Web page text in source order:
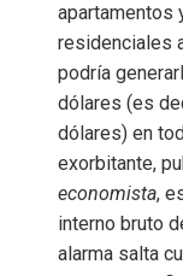
apartamentos
residenciales
podría
dólares (es
dólares) en
exorbitante,
economista,
interno bruto
alarma salta